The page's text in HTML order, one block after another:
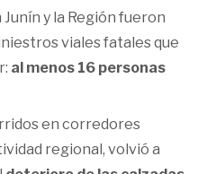
y la Región fueron
viales fatales que
al menos 16 personas
en corredores
regional, volvió a